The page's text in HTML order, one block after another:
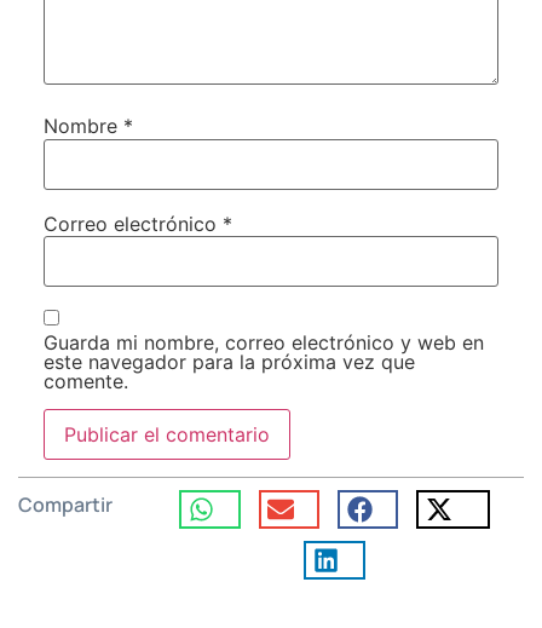
Nombre *
Correo electrónico *
Guarda mi nombre, correo electrónico y web en
este navegador para la próxima vez que
comente.
Compartir